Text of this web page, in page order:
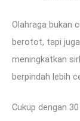
Olahraga bukan
berotot, tapi
meningkatkan
berpindah lebih
Cukup dengan